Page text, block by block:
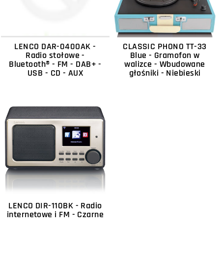
LENCO DAR-040OAK -
Radio stołowe -
Bluetooth® - FM - DAB+ -
USB - CD - AUX
CLASSIC PHONO TT-33
Blue - Gramofon w
walizce - Wbudowane
głośniki - Niebieski
LENCO DIR-110BK - Radio
internetowe i FM - Czarne